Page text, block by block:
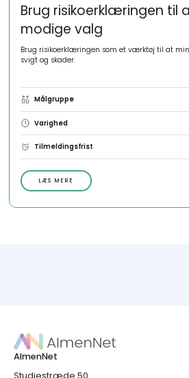
Brug risikoerklæringen
modige valg
Brug risikoerklæringen som et værktøj til at
svigt og skader.
Målgruppe
Varighed
Tilmeldingsfrist
LÆS MERE
AlmenNet
Studiestræde 50